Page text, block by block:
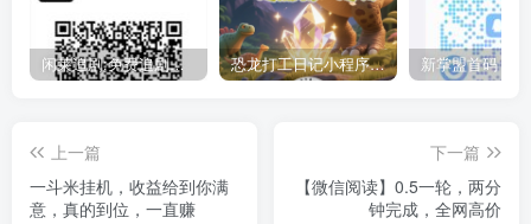
闲莱追剧:免费追剧还能赚分红，看广告赚火种，多劳多得，升级身份享更多收益！ 恐龙打工日记小程序零撸，升级拿分红等级越高分红越高！
上一篇
一斗米挂机，收益给到你满
意，真的到位，一直赚
下一篇
【微信阅读】0.5一轮，两分
钟完成，全网高价